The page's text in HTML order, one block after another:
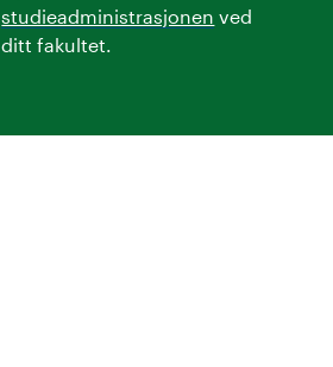
studieadministrasjonen ved
ditt fakultet.